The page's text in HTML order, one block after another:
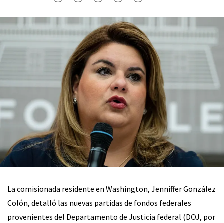
La comisionada residente en Washington, Jenniffer González
Colón, detalló las nuevas partidas de fondos federales
provenientes del Departamento de Justicia federal (DOJ, por